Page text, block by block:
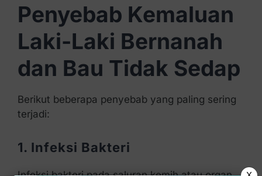
Penyebab Kemaluan
Laki-Laki Bernanah
dan Bau Tidak Sedap
Berikut beberapa penyebab yang paling sering
terjadi:
1. Infeksi Bakteri